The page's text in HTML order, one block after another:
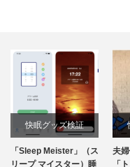
快眠グッズ検証
「Sleep Meister」（ス
リープ マイスター）睡
夫
「